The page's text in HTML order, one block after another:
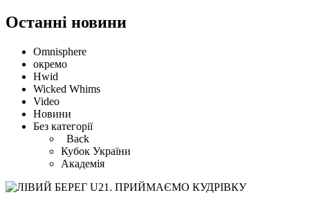
Останні новини
Omnisphere
окремо
Hwid
Wicked Whims
Video
Новини
Без категорії
Back
Кубок України
Академія